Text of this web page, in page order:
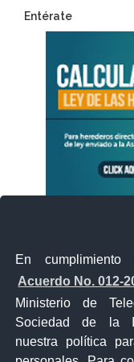
En
Acuerdo No. 012-
Ministerio de
Sociedad de la
nuestra política
Entérate